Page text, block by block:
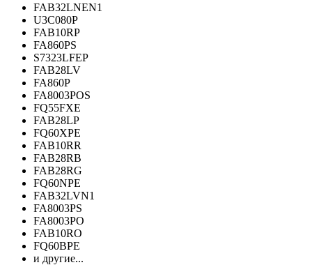
FAB32LNEN1
U3C080P
FAB10RP
FA860PS
S7323LFEP
FAB28LV
FA860P
FA8003POS
FQ55FXE
FAB28LP
FQ60XPE
FAB10RR
FAB28RB
FAB28RG
FQ60NPE
FAB32LVN1
FA8003PS
FA8003PO
FAB10RO
FQ60BPE
и другие...